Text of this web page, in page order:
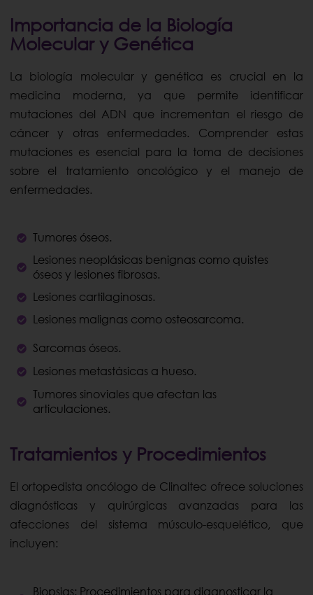
Importancia de la Biología
Molecular y Genética
La biología molecular y genética es crucial en la
medicina moderna, ya que permite identificar
mutaciones del ADN que incrementan el riesgo de
cáncer y otras enfermedades. Comprender estas
mutaciones es esencial para la toma de decisiones
sobre el tratamiento oncológico y el manejo de
enfermedades.
Tumores óseos.
Lesiones neoplásicas benignas como quistes
óseos y lesiones fibrosas.
Lesiones cartilaginosas.
Lesiones malignas como osteosarcoma.
Sarcomas óseos.
Lesiones metastásicas a hueso.
Tumores sinoviales que afectan las
articulaciones.
Tratamientos y Procedimientos
El ortopedista oncólogo de Clinaltec ofrece soluciones
diagnósticas y quirúrgicas avanzadas para las
afecciones del sistema músculo-esquelético, que
incluyen:
Biopsias: Procedimientos para diagnosticar la